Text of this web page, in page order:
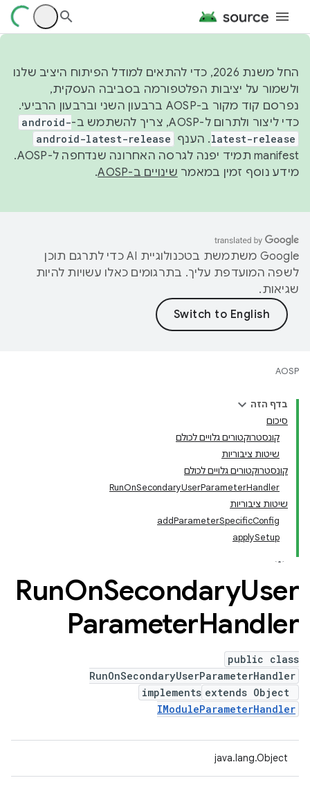
החל משנת 2026, כדי להתאים למודל הפיתוח היציב שלנו
ולשמור על יציבות הפלטפורמה בסביבה העסקית,
נפרסם קוד מקור ב-AOSP ברבעון השני וברבעון הרביעי.
כדי ליצור ולתרום ל-AOSP, צריך להשתמש ב-
android-
latest-release. הענף android-latest-release
manifest תמיד יפנה לגרסה האחרונה שנדחפה ל-AOSP.
מידע נוסף זמין במאמר שינויים ב-AOSP .
‫Google משתמשת בטכנולוגיית AI כדי לתרגם תוכן
לשפה המועדפת עליך. בתרגומים כאלו עשויות להיות
שגיאות.
AOSP
בדף הזה
סיכום
קונסטרוקטורים גלויים לכולם
שיטות ציבוריות
קונסטרוקטורים גלויים לכולם
RunOnSecondaryUserParameterHandler
שיטות ציבוריות
addParameterSpecificConfig
applySetup
RunOnSecondaryUser
ParameterHandler
public class
RunOnSecondaryUserParameterHandler
extends Object
implements
IModuleParameterHandler
java.lang.Object